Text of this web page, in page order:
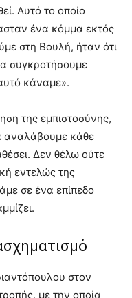
Αυτό το οποίο
ένα κόμμα εκτός
στη Βουλή, ήταν ότι
συγκροτήσουμε
κάναμε».
της εμπιστοσύνης,
αναλάβουμε κάθε
Δεν θέλω ούτε
εντελώς της
σε ένα επίπεδο
στον
με την οποία